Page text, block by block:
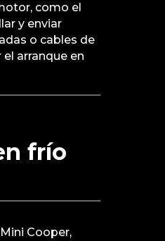
como el
y enviar
o cables de
arranque en
frío
Cooper,